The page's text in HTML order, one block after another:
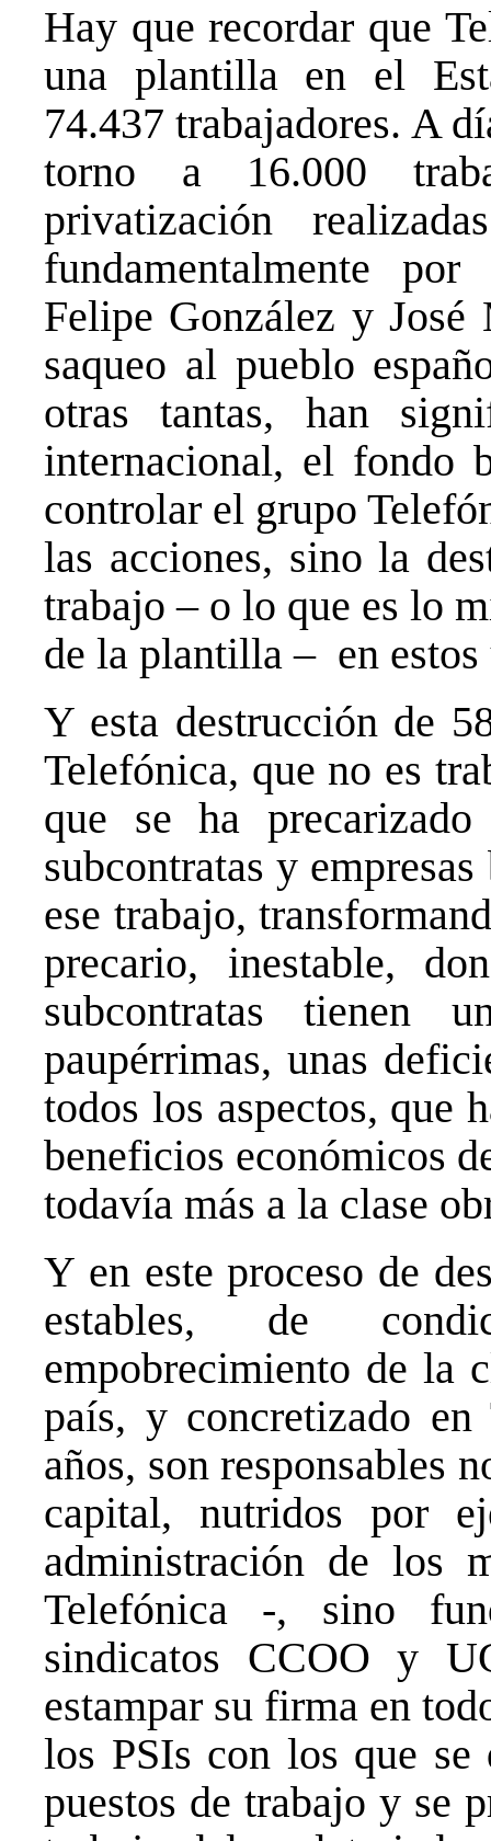
Hay que recordar que
una plantilla en el
74.437 trabajadores. A
torno a 16.000
privatización
fundamentalmente
Felipe González y José
saqueo al pueblo
otras tantas, han
internacional, el fondo
controlar el grupo
las acciones, sino la
trabajo – o lo que es lo
de la plantilla – en
Y esta destrucción de
Telefónica, que no es
que se ha
subcontratas y
ese trabajo,
precario, inestable,
subcontratas tienen
paupérrimas, unas
todos los aspectos, que
beneficios económicos
todavía más a la clase
Y en este proceso de
estables, de
empobrecimiento de la
país, y concretizado
años, son responsables
capital, nutridos por
administración de los
Telefónica -, sino
sindicatos CCOO y
estampar su firma en
los PSIs con los que se
puestos de trabajo y se